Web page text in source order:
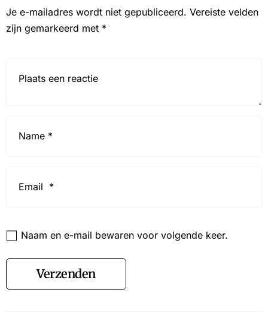
Je e-mailadres wordt niet gepubliceerd. Vereiste velden
zijn gemarkeerd met *
Naam en e-mail bewaren voor volgende keer.
Verzenden